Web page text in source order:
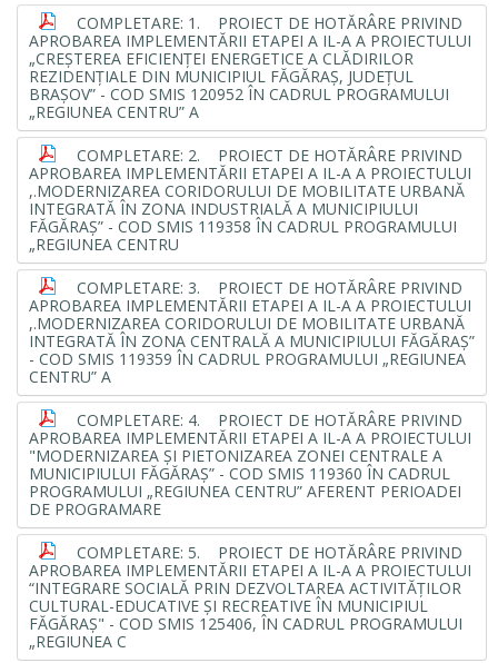
COMPLETARE: 1. PROIECT DE HOTĂRÂRE PRIVIND
APROBAREA IMPLEMENTĂRII ETAPEI A IL-A A PROIECTULUI
„CREŞTEREA EFICIENŢEI ENERGETICE A CLĂDIRILOR
REZIDENŢIALE DIN MUNICIPIUL FĂGĂRAŞ, JUDEŢUL
BRAŞOV” - COD SMIS 120952 ÎN CADRUL PROGRAMULUI
„REGIUNEA CENTRU” A
COMPLETARE: 2. PROIECT DE HOTĂRÂRE PRIVIND
APROBAREA IMPLEMENTĂRII ETAPEI A IL-A A PROIECTULUI
,.MODERNIZAREA CORIDORULUI DE MOBILITATE URBANĂ
INTEGRATĂ ÎN ZONA INDUSTRIALĂ A MUNICIPIULUI
FĂGĂRAŞ” - COD SMIS 119358 ÎN CADRUL PROGRAMULUI
„REGIUNEA CENTRU
COMPLETARE: 3. PROIECT DE HOTĂRÂRE PRIVIND
APROBAREA IMPLEMENTĂRII ETAPEI A IL-A A PROIECTULUI
,.MODERNIZAREA CORIDORULUI DE MOBILITATE URBANĂ
INTEGRATĂ ÎN ZONA CENTRALĂ A MUNICIPIULUI FĂGĂRAŞ”
- COD SMIS 119359 ÎN CADRUL PROGRAMULUI „REGIUNEA
CENTRU” A
COMPLETARE: 4. PROIECT DE HOTĂRÂRE PRIVIND
APROBAREA IMPLEMENTĂRII ETAPEI A IL-A A PROIECTULUI
"MODERNIZAREA ŞI PIETONIZAREA ZONEI CENTRALE A
MUNICIPIULUI FĂGĂRAŞ” - COD SMIS 119360 ÎN CADRUL
PROGRAMULUI „REGIUNEA CENTRU” AFERENT PERIOADEI
DE PROGRAMARE
COMPLETARE: 5. PROIECT DE HOTĂRÂRE PRIVIND
APROBAREA IMPLEMENTĂRII ETAPEI A IL-A A PROIECTULUI
“INTEGRARE SOCIALĂ PRIN DEZVOLTAREA ACTIVITĂŢILOR
CULTURAL-EDUCATIVE ŞI RECREATIVE ÎN MUNICIPIUL
FĂGĂRAŞ" - COD SMIS 125406, ÎN CADRUL PROGRAMULUI
„REGIUNEA C